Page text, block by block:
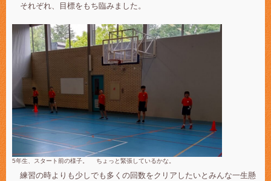
それぞれ、目標をもち臨みました。
5年生、スタート前の様子。 ちょっと緊張しているかな。
練習の時よりも少しでも多くの回数をクリアしたいとみんな一生懸